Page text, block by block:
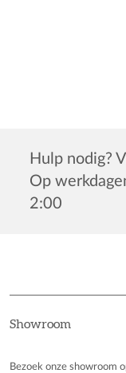
Hulp nodig?
Op
2:00
Showroom
Bezoek onze showroom